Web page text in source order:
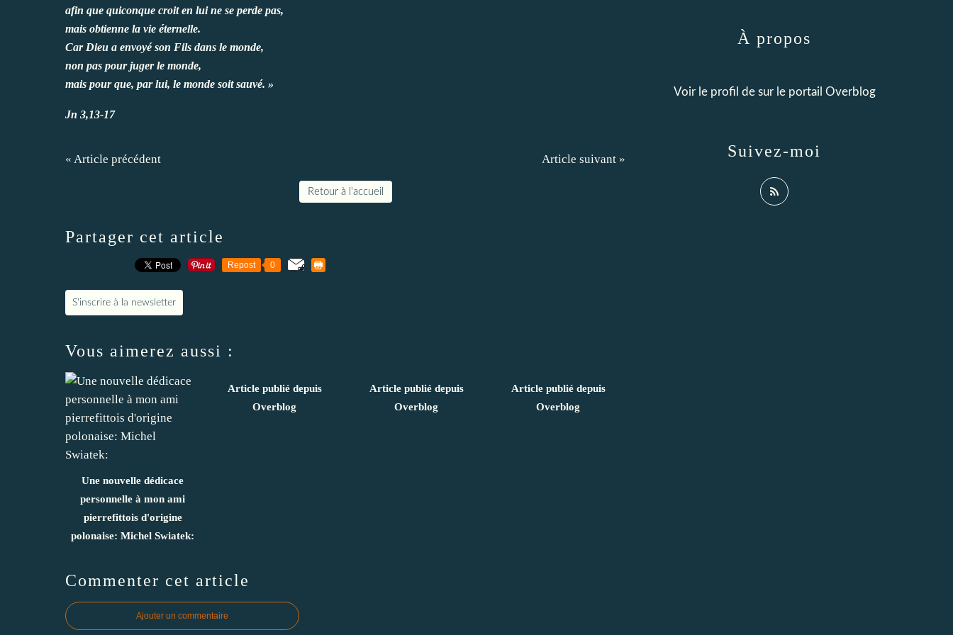
afin que quiconque croit en lui ne se perde pas,
mais obtienne la vie éternelle.
Car Dieu a envoyé son Fils dans le monde,
non pas pour juger le monde,
mais pour que, par lui, le monde soit sauvé. »
Jn 3,13-17
« Article précédent Article suivant »
Retour à l'accueil
Partager cet article
Repost 0
S'inscrire à la newsletter
Vous aimerez aussi :
Une nouvelle dédicace
personnelle à mon ami
pierrefittois d'origine
polonaise: Michel Swiatek:
Article publié depuis
Overblog
Article publié depuis
Overblog
Article publié depuis
Overblog
Commenter cet article
Ajouter un commentaire
Suivez-moi
À propos
Voir le profil de sur le portail Overblog